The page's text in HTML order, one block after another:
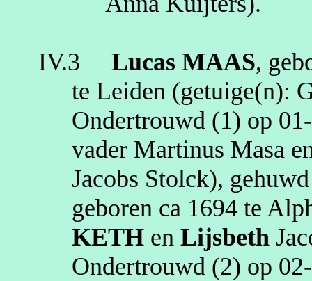
IV.3 Lucas MAAS,
te Leiden (getuige(n):
Ondertrouwd (1) op
vader Martinus Masa
Jacobs Stolck),
geboren ca 1694 te
KETH enLijsbeth
Ondertrouwd (2) op